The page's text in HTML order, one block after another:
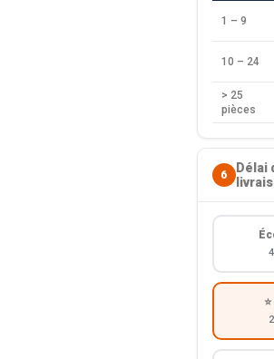
1 – 9
10 – 24
> 25
pièces
6
Délai